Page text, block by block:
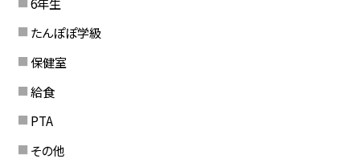
たんぽぽ学級
保健室
給食
PTA
その他